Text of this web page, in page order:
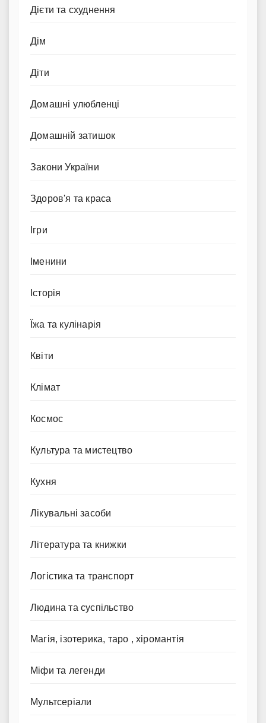
Дієти та схуднення
Дім
Діти
Домашні улюбленці
Домашній затишок
Закони України
Здоров'я та краса
Ігри
Іменини
Історія
Їжа та кулінарія
Квіти
Клімат
Космос
Культура та мистецтво
Кухня
Лікувальні засоби
Література та книжки
Логістика та транспорт
Людина та суспільство
Магія, ізотерика, таро , хіромантія
Міфи та легенди
Мультсеріали